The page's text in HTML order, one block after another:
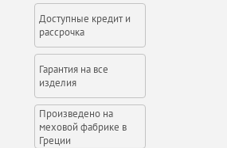
Доступные кредит и
рассрочка
Гарантия на все
изделия
Произведено на
меховой фабрике в
Греции